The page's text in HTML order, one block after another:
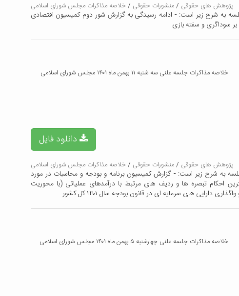
پژوهش های حقوقی /منشورات حقوقی /خلاصه مذاکرات مجلس شورای اسلامی
به شرح زیر است: - ادامه رسیدگی به گزارش شور دوم کمیسیون اقتصادی
سوداگری و سفته بازی
خلاصه مذاکرات جلسه علنی سه شنبه ۱۱ بهمن ماه ۱۴۰۱ مجلس شورای اسلامی
دانلود فایل
پژوهش های حقوقی /منشورات حقوقی /خلاصه مذاکرات مجلس شورای اسلامی
به شرح زیر است: - گزارش کمیسیون برنامه و بودجه و محاسبات در مورد
احکام تبصره ها و ردیف های مرتبط با درآمدهای عملیاتی (با محوریت
دارایی های سرمایه ای در قانون بودجه سال ۱۴۰۱ کل کشور
خلاصه مذاکرات جلسه علنی چهارشنبه ۵ بهمن ماه ۱۴۰۱ مجلس شورای اسلامی